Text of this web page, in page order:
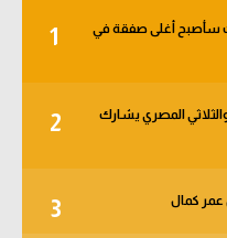
1
سأصبح أغلى صفقة في
2
الجول - الأهلي يبدأ من دور الـ 32.. والثلاثي المصري يشارك
3 عمر كمال